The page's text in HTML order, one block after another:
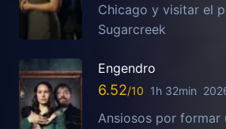
Chicago y visitar el
Sugarcreek
Engendro
6.52 1h 32min
Ansiosos por formar